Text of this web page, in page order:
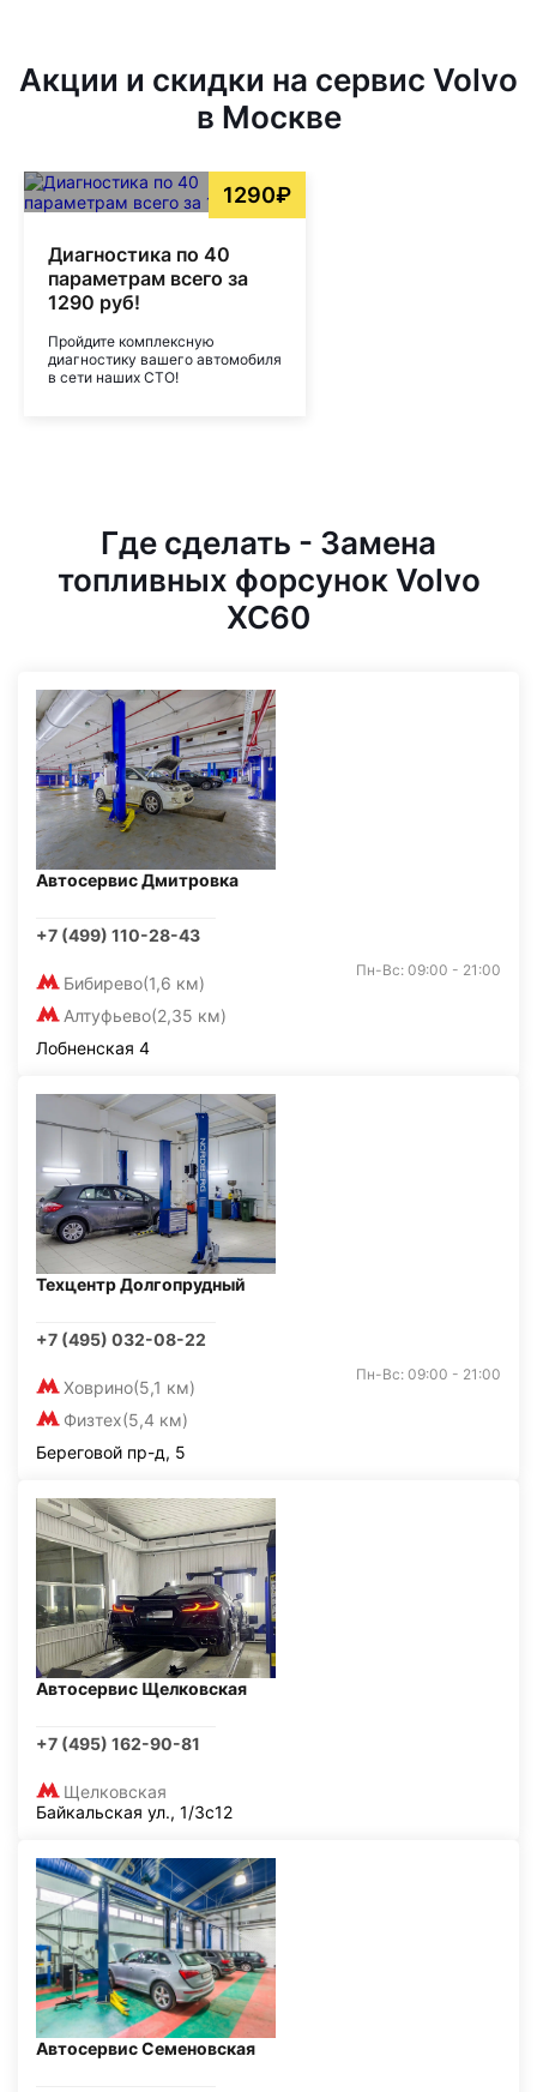
Акции и скидки на сервис Volvo
в Москве
1290₽
Диагностика по 40
параметрам всего за
1290 руб!
Пройдите комплексную
диагностику вашего автомобиля
в сети наших СТО!
Где сделать - Замена
топливных форсунок Volvo
XC60
Автосервис Дмитровка
+7 (499) 110-28-43
Бибирево(1,6 км)
Алтуфьево(2,35 км)
Пн-Вс: 09:00 - 21:00
Лобненская 4
Техцентр Долгопрудный
+7 (495) 032-08-22
Ховрино(5,1 км)
Физтех(5,4 км)
Пн-Вс: 09:00 - 21:00
Береговой пр-д, 5
Автосервис Щелковская
+7 (495) 162-90-81
Щелковская
Байкальская ул., 1/3с12
Автосервис Семеновская